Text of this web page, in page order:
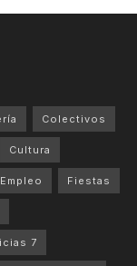
Colectivos
Cultura
Empleo Fiestas
7